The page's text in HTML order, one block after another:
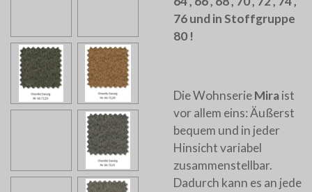
76 und in Stoffgruppe
80 !
Die WohnserieMiraist
vor allem eins: Äußerst
bequem und in jeder
Hinsicht variabel
zusammenstellbar.
Dadurch kann es an jede